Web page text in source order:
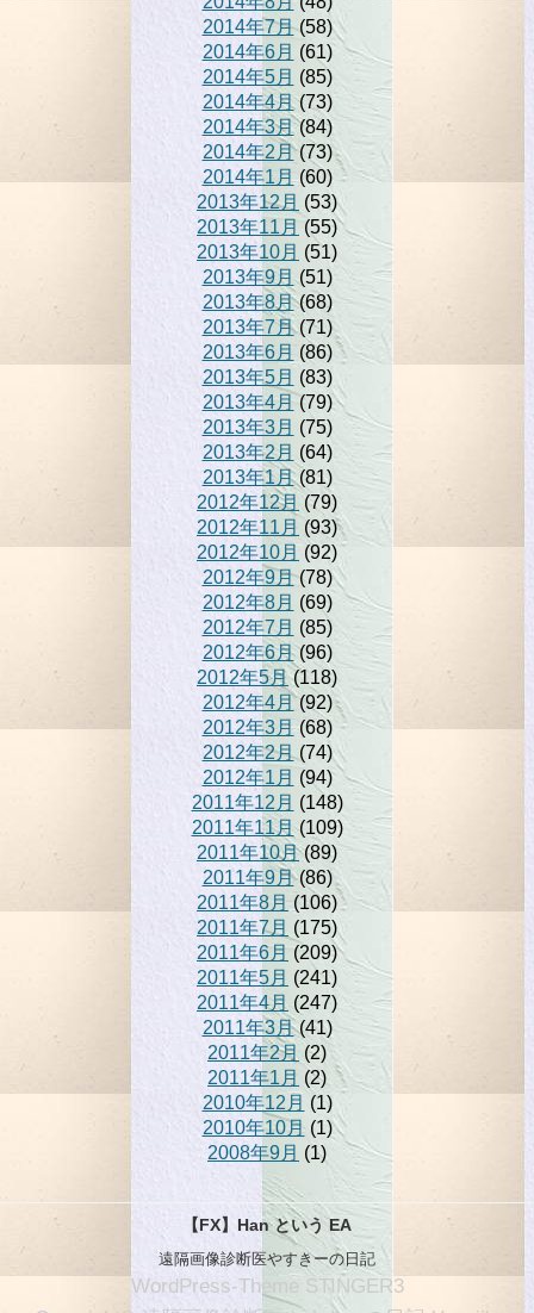
2014年7月(58)
2014年6月 (61)
2014年5月 (85)
2014年4月(73)
2014年3月(84)
2014年2月(73)
2014年1月(60)
2013年12月 (53)
2013年11月 (55)
2013年10月 (51)
2013年9月 (51)
2013年8月(68)
2013年7月(71)
2013年6月 (86)
2013年5月 (83)
2013年4月 (79)
2013年3月 (75)
2013年2月 (64)
2013年1月(81)
2012年12月 (79)
2012年11月 (93)
2012年10月 (92)
2012年9月(78)
2012年8月 (69)
2012年7月 (85)
2012年6月(96)
2012年5月 (118)
2012年4月(92)
2012年3月(68)
2012年2月(74)
2012年1月 (94)
2011年12月 (148)
2011年11月 (109)
2011年10月(89)
2011年9月(86)
2011年8月 (106)
2011年7月 (175)
2011年6月 (209)
2011年5月 (241)
2011年4月 (247)
2011年3月(41)
2011年2月 (2)
2011年1月 (2)
2010年12月 (1)
2010年10月(1)
2008年9月 (1)
【FX】Han という EA
遠隔画像診断医やすきーの日記
WordPress-Theme STINGER3